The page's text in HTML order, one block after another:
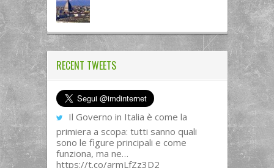
RECENT TWEETS
Il Governo in Italia è come la
primiera a scopa: tutti sanno quali
sono le figure principali e come
funziona, ma ne…
https://t.co/armLfZz3D2